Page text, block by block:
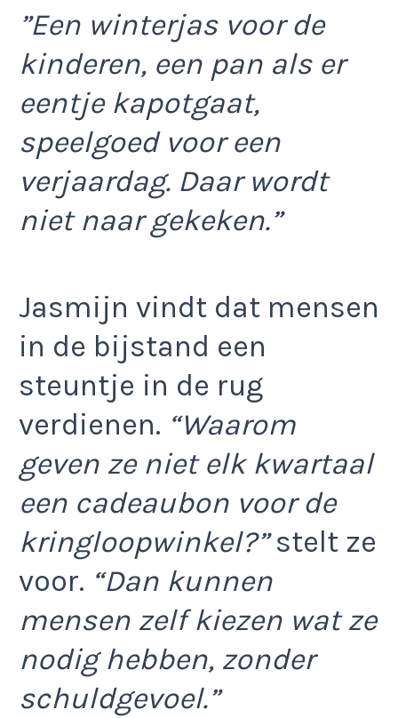
”Een winterjas voor de
kinderen, een pan als er
eentje kapotgaat,
speelgoed voor een
verjaardag. Daar wordt
niet naar gekeken.”
Jasmijn vindt dat mensen
in de bijstand een
steuntje in de rug
verdienen. “Waarom
geven ze niet elk kwartaal
een cadeaubon voor de
kringloopwinkel?”stelt ze
voor. “Dan kunnen
mensen zelf kiezen wat ze
nodig hebben, zonder
schuldgevoel.”